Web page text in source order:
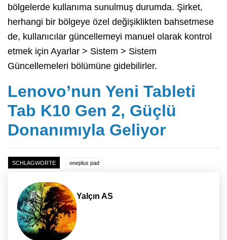
bölgelerde kullanıma sunulmuş durumda. Şirket,
herhangi bir bölgeye özel değişiklikten bahsetmese
de, kullanıcılar güncellemeyi manuel olarak kontrol
etmek için Ayarlar > Sistem > Sistem
Güncellemeleri bölümüne gidebilirler.
Lenovo’nun Yeni Tableti
Tab K10 Gen 2, Güçlü
Donanımıyla Geliyor
SCHLAGWORTE oneplus pad
Yalçın AS